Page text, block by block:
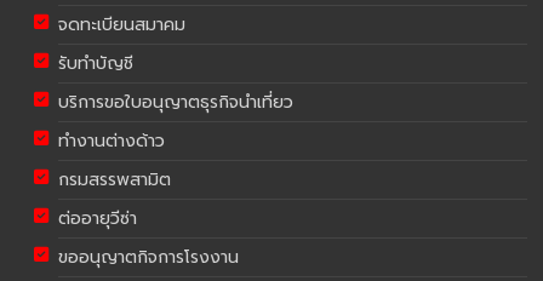
จดทะเบียนสมาคม
รับทำบัญชี
บริการขอใบอนุญาตธุรกิจนำเที่ยว
ทำงานต่างด้าว
กรมสรรพสามิต
ต่ออายุวีซ่า
ขออนุญาตกิจการโรงงาน